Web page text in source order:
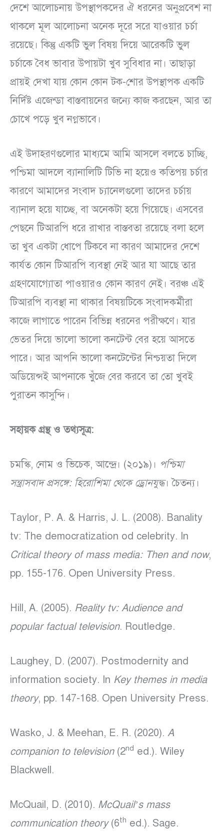
দেশে আলোচনায় উপস্থাপকদের ঐ ধরনের অনুপ্রবেশ না
থাকলে মূল আলোচনা অনেক দূরে সরে যাওয়ার চর্চা
রয়েছে। কিন্তু একটি ভুল বিষয় দিয়ে আরেকটি ভুল
চর্চাকে বৈধ ভাবার উপায়টা খুব সুবিধার না। তাছাড়া
প্রায়ই দেখা যায় কোন কোন টক-শোর উপস্থাপক একটি
নির্দিষ্ট এজেন্ডা বাস্তবায়নের জন্যে কাজ করছেন, আর তা
চোখে পড়ে খুব নগ্নভাবে।
এই উদাহরণগুলোর মাধ্যমে আমি আসলে বলতে চাচ্ছি,
পশ্চিমা আদলে ব্যানালিটি টিভি না হয়েও কতিপয় চর্চার
কারণে আমাদের সংবাদ চ্যানেলগুলো তাদের চর্চায়
ব্যানাল হয়ে যাচ্ছে, বা অনেকটা হয়ে গিয়েছে। এসবের
পেছনে টিআরপি ধরে রাখার বাস্তবতা রয়েছে বলা হলে
তা খুব একটা ধোপে টিকবে না কারণ আমাদের দেশে
কার্যত কোন টিআরপি ব্যবস্থা নেই আর যা আছে তার
গ্রহণযোগ্যোতা পাওয়ারও কোন কারণ নেই। বরঞ্চ এই
টিআরপি ব্যবস্থা না থাকার বিষয়টিকে সংবাদকর্মীরা
কাজে লাগাতে পারেন বিভিন্ন ধরনের পরীক্ষণে। যার
ভেতর দিয়ে ভালো ভালো কনটেন্ট বের হয়ে আসতে
পারে। আর আপনি ভালো কনটেন্টের নিশ্চয়তা দিলে
অডিয়েন্সই আপনাকে খুঁজে বের করবে তা তো খুবই
পুরাতন কাসুন্দি।
সহায়ক গ্রন্থ ও তথ্যসূত্র:
চমস্কি, নোম ও ভিচেক, আন্দ্রে। (২০১৯)। পশ্চিমা
সন্ত্রাসবাদ প্রসঙ্গে:হিরোশিমা থেকে ড্রোনযুদ্ধ। চৈতন্য।
Taylor, P. A. & Harris, J. L. (2008). Banality
tv: The democratization od celebrity. In
Critical theory of mass media: Then and now,
pp. 155-176. Open University Press.
Hill, A. (2005). Reality tv: Audience and
popular factual television. Routledge.
Laughey, D. (2007). Postmodernity and
information society. In Key themes in media
theory, pp. 147-168. Open University Press.
Wasko, J. & Meehan, E. R. (2020). A
companion to television(2nd ed.). Wiley
Blackwell.
McQuail, D. (2010). McQuail’s mass
communication theory(6th ed.). Sage.